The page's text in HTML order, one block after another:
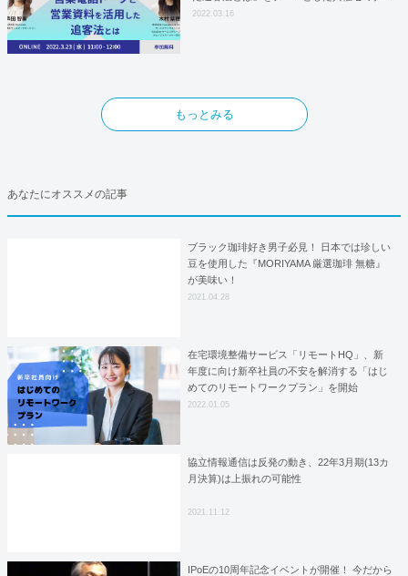
を開催！
2022.03.16
もっとみる
あなたにオススメの記事
ブラック珈琲好き男子必見！ 日本では珍しい
豆を使用した『MORIYAMA 厳選珈琲 無糖』
が美味い！
2021.04.28
在宅環境整備サービス「リモートHQ」、新
年度に向け新卒社員の不安を解消する「はじ
めてのリモートワークプラン」を開始
2022.01.05
協立情報通信は反発の動き、22年3月期(13カ
月決算)は上振れの可能性
2021.11.12
IPoEの10周年記念イベントが開催！ 今だから